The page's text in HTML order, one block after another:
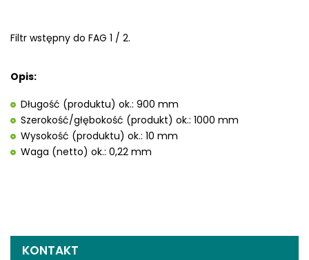
Filtr wstępny do FAG 1 / 2.
Opis:
Długość (produktu) ok.: 900 mm
Szerokość/głębokość (produkt) ok.: 1000 mm
Wysokość (produktu) ok.: 10 mm
Waga (netto) ok.: 0,22 mm
KONTAKT